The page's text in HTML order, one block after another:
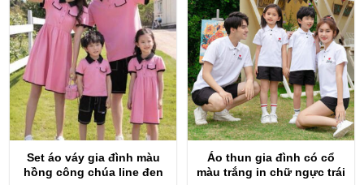
đến
210,000đ
đến
Set áo váy gia đình màu
hồng công chúa line đen
Áo thun gia đình có cổ
màu trắng in chữ ngực trái